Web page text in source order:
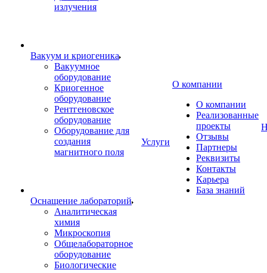
излучения
Вакуум и криогеника
Вакуумное
оборудование
Криогенное
оборудование
Рентгеновское
оборудование
Оборудование для
создания
магнитного поля
Оснащение лабораторий
Аналитическая
химия
Микроскопия
Общелабораторное
оборудование
Биологические
Услуги
О компании
О компании
Реализованные
проекты
Отзывы
Партнеры
Реквизиты
Контакты
Карьера
База знаний